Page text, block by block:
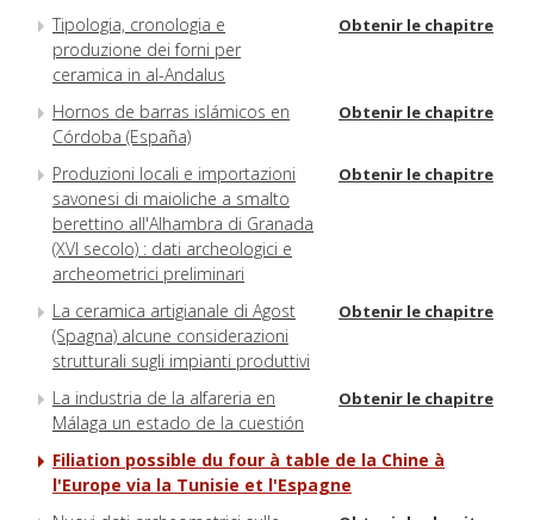
Tipologia, cronologia e
produzione dei forni per
ceramica in al-Andalus
Obtenir le chapitre
Hornos de barras islámicos en
Córdoba (España)
Obtenir le chapitre
Produzioni locali e importazioni
savonesi di maioliche a smalto
berettino all'Alhambra di Granada
(XVI secolo) : dati archeologici e
archeometrici preliminari
Obtenir le chapitre
La ceramica artigianale di Agost
(Spagna) alcune considerazioni
strutturali sugli impianti produttivi
Obtenir le chapitre
La industria de la alfareria en
Málaga un estado de la cuestión
Obtenir le chapitre
Filiation possible du four à table de la Chine à
l'Europe via la Tunisie et l'Espagne